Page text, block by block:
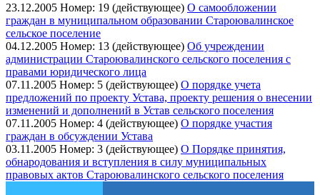
23.12.2005 Номер: 19 (действующее) О самообложении
граждан в муниципальном образовании Староювалинское
сельское поселение
04.12.2005 Номер: 13 (действующее) Об учреждении
администрации Староювалинского сельского поселения с
правами юридического лица
07.11.2005 Номер: 5 (действующее) О порядке учета
предложений по проекту Устава, проекту решения о внесении
изменений и дополнений в Устав сельского поселения
07.11.2005 Номер: 4 (действующее) О порядке участия
граждан в обсуждении Устава
03.11.2005 Номер: 3 (действующее) О Порядке принятия,
обнародования и вступления в силу муниципальных
правовых актов Староювалинского сельского поселения